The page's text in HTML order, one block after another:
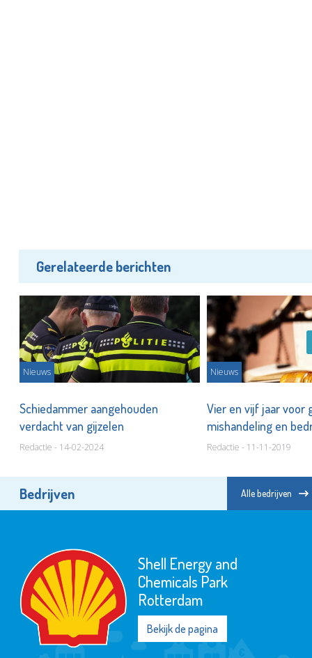
Gerelateerde berichten
Nieuws
Schiedammer aangehouden
verdacht van gijzelen
Redactie - 14-02-2024
Nieuws
Vier en vijf jaar voor
mishandeling en
Redactie - 11-11-2019
Bedrijven Alle bedrijven
Shell Energy and
Chemicals Park
Rotterdam
Bekijk de pagina